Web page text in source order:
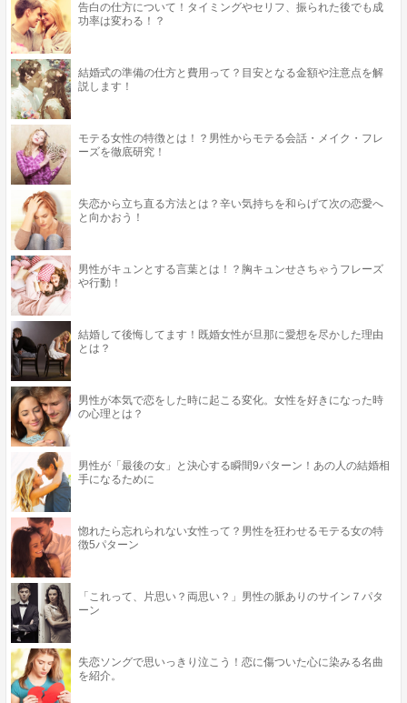
告白の仕方について！タイミングやセリフ、振られた後でも成
功率は変わる！？
結婚式の準備の仕方と費用って？目安となる金額や注意点を解
説します！
モテる女性の特徴とは！？男性からモテる会話・メイク・フレ
ーズを徹底研究！
失恋から立ち直る方法とは？辛い気持ちを和らげて次の恋愛へ
と向かおう！
男性がキュンとする言葉とは！？胸キュンせさちゃうフレーズ
や行動！
結婚して後悔してます！既婚女性が旦那に愛想を尽かした理由
とは？
男性が本気で恋をした時に起こる変化。女性を好きになった時
の心理とは？
男性が「最後の女」と決心する瞬間9パターン！あの人の結婚相
手になるために
惚れたら忘れられない女性って？男性を狂わせるモテる女の特
徴5パターン
「これって、片思い？両思い？」男性の脈ありのサイン７パタ
ーン
失恋ソングで思いっきり泣こう！恋に傷ついた心に染みる名曲
を紹介。